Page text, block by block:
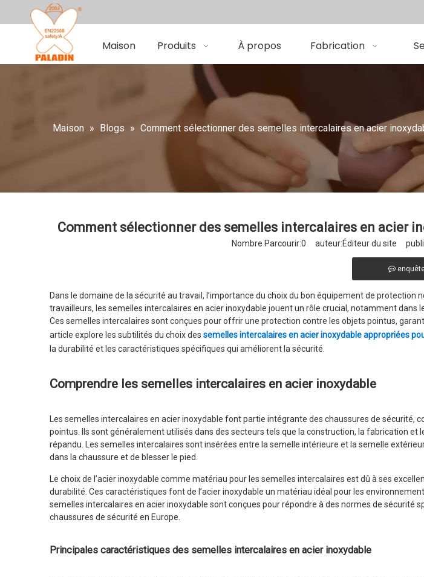
Maison Produits À propos Fabrication
Maison » Blogs » Comment sélectionner des semelles intercalaires en acier
Comment sélectionner des semelles intercalaires en acier
Nombre Parcourir:0 auteur:Éditeur du site
Dans le domaine de la sécurité au travail, l’importance du choix du bon équipement de
travailleurs, les semelles intercalaires en acier inoxydable jouent un rôle crucial, notamment
Ces semelles intercalaires sont conçues pour offrir une protection contre les objets pointus,
article explore les subtilités du choix des semelles intercalaires en acier inoxydable appropriées
la durabilité et les caractéristiques spécifiques qui améliorent la sécurité.
Comprendre les semelles intercalaires en acier inoxydable
Les semelles intercalaires en acier inoxydable font partie intégrante des chaussures de
pointus. Ils sont généralement utilisés dans des secteurs tels que la construction, la fabrication
répandu. Les semelles intercalaires sont insérées entre la semelle intérieure et la semelle
dans la chaussure et de blesser le pied.
Le choix de l’acier inoxydable comme matériau pour les semelles intercalaires est dû à ses
durabilité. Ces caractéristiques font de l’acier inoxydable un matériau idéal pour les
semelles intercalaires en acier inoxydable sont conçues pour répondre à des normes de sécurité
chaussures de sécurité en Europe.
Principales caractéristiques des semelles intercalaires en acier inoxydable